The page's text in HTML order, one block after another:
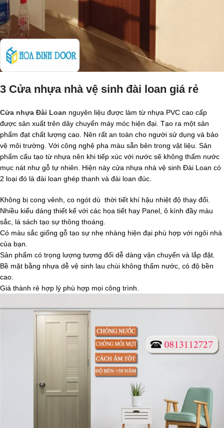
3 Cửa nhựa nhà vệ sinh đài loan giá rẻ
Cửa nhựa Đài Loan nguyên liệu được làm từ nhựa PVC cao cấp
được sản xuất trên dây chuyển máy móc hiện đại. Tạo ra một sản
phẩm đạt chất lượng cao. Nên rất an toàn cho người sử dụng và bảo
vệ môi trường. Với công nghệ pha màu sẵn bên trong vật liệu. Sản
phẩm cấu tạo từ nhựa nên khi tiếp xúc với nước sẽ không thấm nước
mục nát như gỗ tự nhiên. Hiện này cửa nhựa nhà vệ sinh Đài Loan có
2 loại đó là đài loan ghép thanh và đài loan đúc.
Không bị cong vênh, co ngót dù thời tiết khí hậu nhiệt độ thay đổi.
Nhiều kiểu dáng thiết kế với các họa tiết hay Panel, ô kính đầy màu
sắc, lá sách tạo sự thông thoáng.
Có màu sắc giống gỗ tạo sự nhẹ nhàng hiện đại phù hợp với ngôi nhà
của bạn.
Sản phẩm có trọng lượng tương đối dễ dàng vận chuyển và lắp đặt.
Bề mặt bằng nhựa dễ vệ sinh lau chùi không thấm nước, có độ bền
cao.
Giá thành rẻ hợp lý phù hợp mọi công trình.